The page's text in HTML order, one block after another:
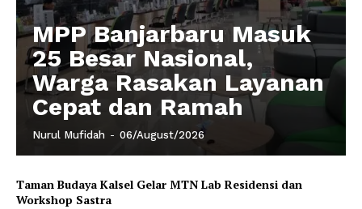
MPP Banjarbaru Masuk
25 Besar Nasional,
Warga Rasakan Layanan
Cepat dan Ramah
Nurul Mufidah - 06/August/2026
Taman Budaya Kalsel Gelar MTN Lab Residensi dan
Workshop Sastra